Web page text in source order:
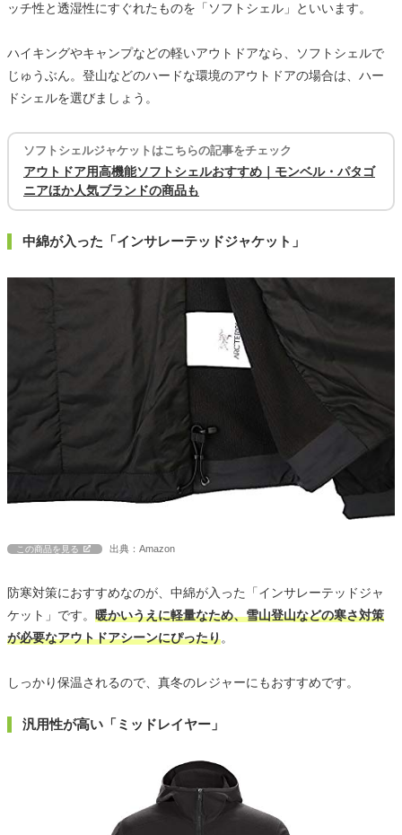
ッチ性と透湿性にすぐれたものを「ソフトシェル」といいます。
ハイキングやキャンプなどの軽いアウトドアなら、ソフトシェルで
じゅうぶん。登山などのハードな環境のアウトドアの場合は、ハー
ドシェルを選びましょう。
ソフトシェルジャケットはこちらの記事をチェック
アウトドア用高機能ソフトシェルおすすめ｜モンベル・パタゴ
ニアほか人気ブランドの商品も
中綿が入った「インサレーテッドジャケット」
この商品を見る 出典：Amazon
防寒対策におすすめなのが、中綿が入った「インサレーテッドジャ
ケット」です。 暖かいうえに軽量なため、雪山登山などの寒さ対策
が必要なアウトドアシーンにぴったり。
しっかり保温されるので、真冬のレジャーにもおすすめです。
汎用性が高い「ミッドレイヤー」